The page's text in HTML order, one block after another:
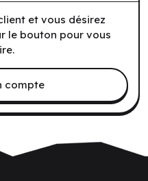
et vous désirez
le bouton pour vous
compte